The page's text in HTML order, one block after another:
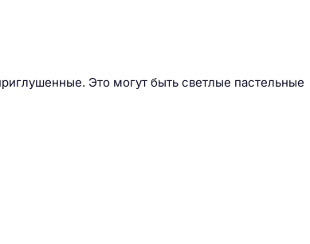
Это могут быть светлые пастельные